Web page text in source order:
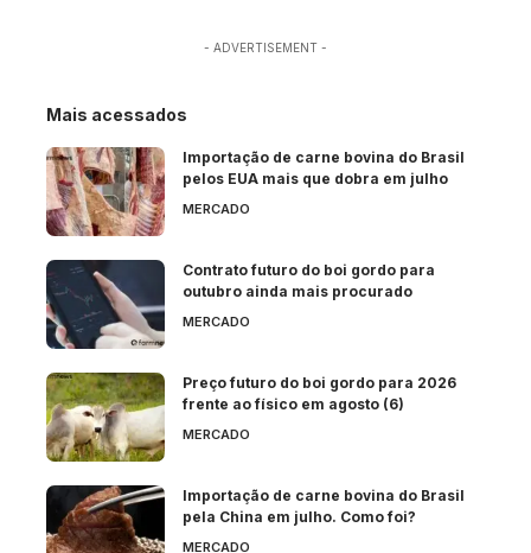
- ADVERTISEMENT -
Mais acessados
Importação de carne bovina do Brasil
pelos EUA mais que dobra em julho
MERCADO
Contrato futuro do boi gordo para
outubro ainda mais procurado
MERCADO
Preço futuro do boi gordo para 2026
frente ao físico em agosto (6)
MERCADO
Importação de carne bovina do Brasil
pela China em julho. Como foi?
MERCADO